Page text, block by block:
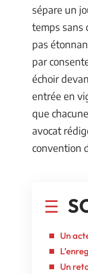
sépare un
temps sans
pas
par
échoir
entrée en
que
avocat
convention
Un
Un